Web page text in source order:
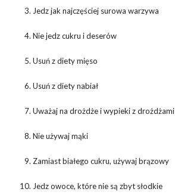
Jedz jak najczęściej surowa warzywa
Nie jedz cukru i deserów
Usuń z diety mięso
Usuń z diety nabiał
Uważaj na drożdże i wypieki z drożdżami
Nie używaj mąki
Zamiast białego cukru, używaj brązowy
Jedz owoce, które nie są zbyt słodkie